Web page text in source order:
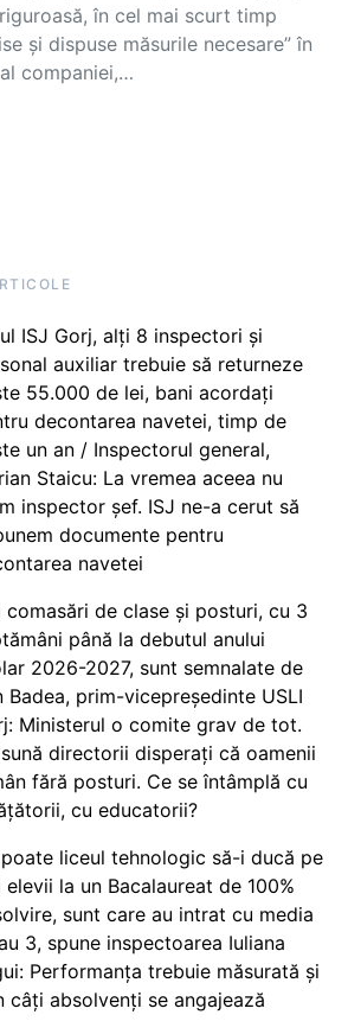
în cel mai scurt timp
și dispuse măsurile necesare” în
companiei,…
ISJ Gorj, alți 8 inspectori și
auxiliar trebuie să returneze
55.000 de lei, bani acordați
decontarea navetei, timp de
un an / Inspectorul general,
Staicu: La vremea aceea nu
inspector șef. ISJ ne-a cerut să
documente pentru
navetei
comasări de clase și posturi, cu 3
până la debutul anului
2026-2027, sunt semnalate de
Badea, prim-vicepreședinte USLI
Ministerul o comite grav de tot.
directorii disperați că oamenii
fără posturi. Ce se întâmplă cu
cu educatorii?
liceul tehnologic să-i ducă pe
la un Bacalaureat de 100%
sunt care au intrat cu media
3, spune inspectoarea Iuliana
Performanța trebuie măsurată și
câți absolvenți se angajează